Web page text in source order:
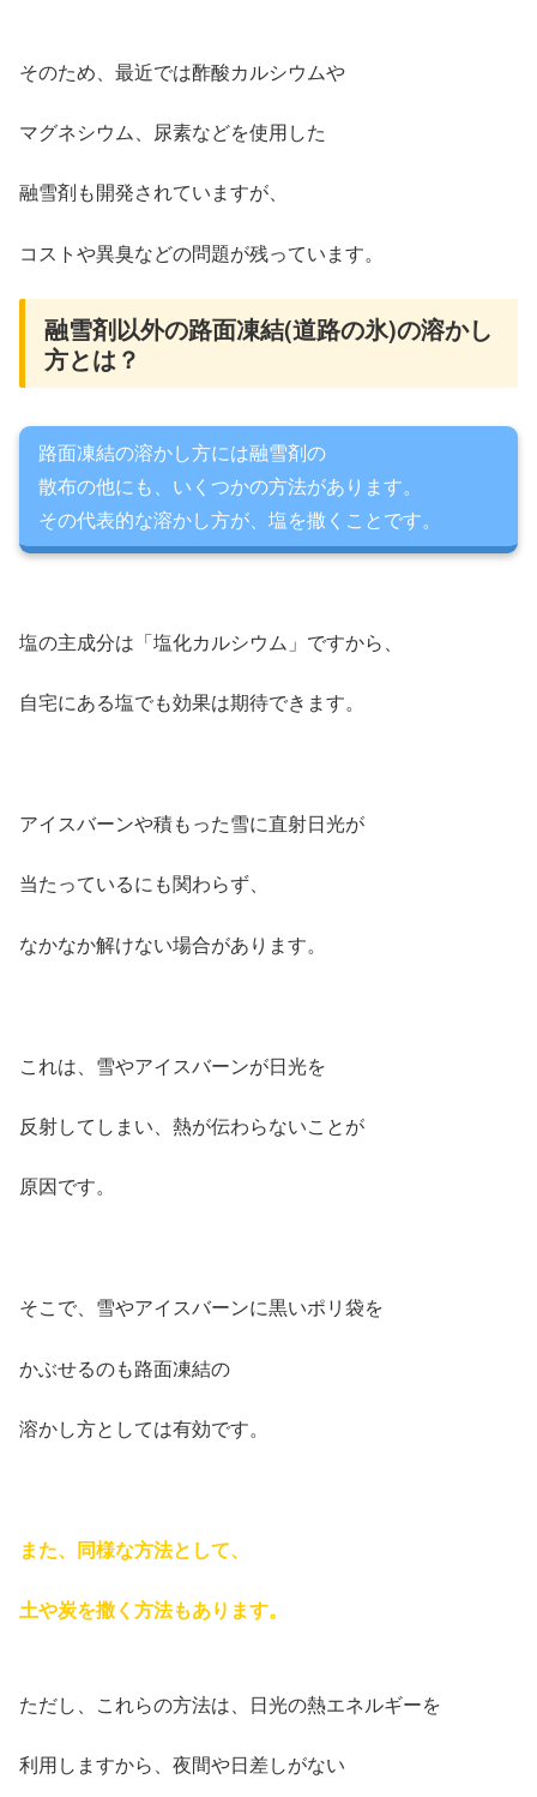
そのため、最近では酢酸カルシウムや
マグネシウム、尿素などを使用した
融雪剤も開発されていますが、
コストや異臭などの問題が残っています。
融雪剤以外の路面凍結(道路の氷)の溶かし
方とは？
路面凍結の溶かし方には融雪剤の
散布の他にも、いくつかの方法があります。
その代表的な溶かし方が、塩を撒くことです。
塩の主成分は「塩化カルシウム」ですから、
自宅にある塩でも効果は期待できます。
アイスバーンや積もった雪に直射日光が
当たっているにも関わらず、
なかなか解けない場合があります。
これは、雪やアイスバーンが日光を
反射してしまい、熱が伝わらないことが
原因です。
そこで、雪やアイスバーンに黒いポリ袋を
かぶせるのも路面凍結の
溶かし方としては有効です。
また、同様な方法として、
土や炭を撒く方法もあります。
ただし、これらの方法は、日光の熱エネルギーを
利用しますから、夜間や日差しがない